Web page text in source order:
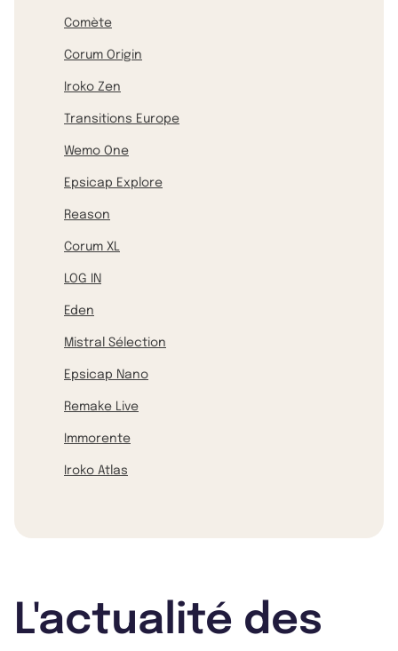
Comète
Corum Origin
Iroko Zen
Transitions Europe
Wemo One
Epsicap Explore
Reason
Corum XL
LOG IN
Eden
Mistral Sélection
Epsicap Nano
Remake Live
Immorente
Iroko Atlas
L'actualité des